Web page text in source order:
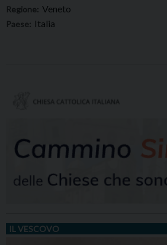
Regione: Veneto
Paese: Italia
IL VESCOVO